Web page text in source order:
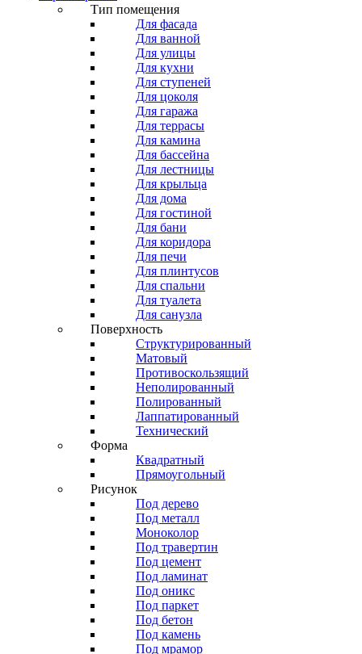
Тип помещения
Для фасада
Для ванной
Для улицы
Для кухни
Для ступеней
Для цоколя
Для гаража
Для террасы
Для камина
Для бассейна
Для лестницы
Для крыльца
Для дома
Для гостиной
Для бани
Для коридора
Для печи
Для плинтусов
Для спальни
Для туалета
Для санузла
Поверхность
Структурированный
Матовый
Противоскользящий
Неполированный
Полированный
Лаппатированный
Технический
Форма
Квадратный
Прямоугольный
Рисунок
Под дерево
Под металл
Моноколор
Под травертин
Под цемент
Под ламинат
Под оникс
Под паркет
Под бетон
Под камень
Под мрамор